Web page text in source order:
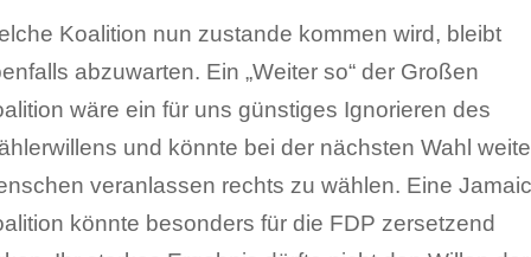
Koalition nun zustande kommen wird, bleibt
abzuwarten. Ein „Weiter so“ der Großen
wäre ein für uns günstiges Ignorieren des
und könnte bei der nächsten Wahl
veranlassen rechts zu wählen. Eine
könnte besonders für die FDP zersetzend